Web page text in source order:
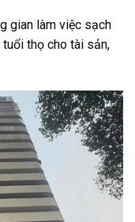
gian làm việc sạch
thọ cho tài sản,